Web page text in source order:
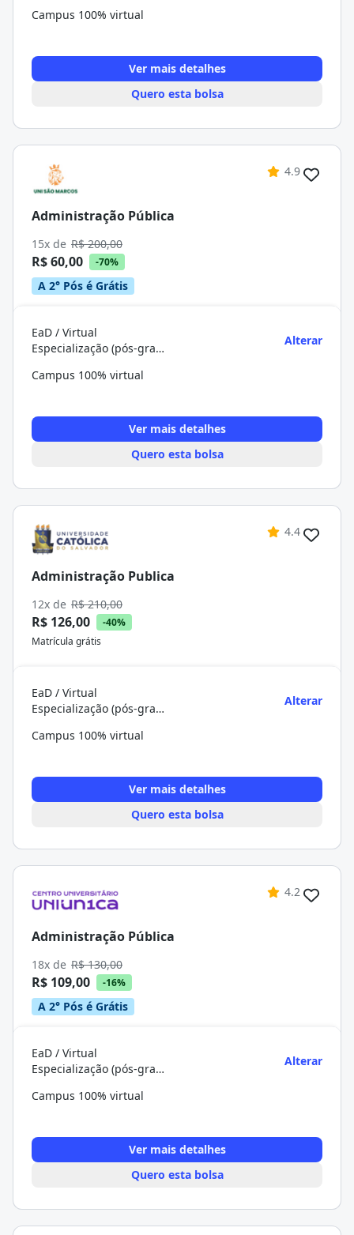
Campus 100% virtual
Ver mais detalhes
Quero esta bolsa
4.9
Administração Pública
15x de R$ 200,00
R$ 60,00 -70%
A 2° Pós é Grátis
EaD / Virtual
Especialização (pós-graduação)
Alterar
Campus 100% virtual
Ver mais detalhes
Quero esta bolsa
4.4
Administração Publica
12x de R$ 210,00
R$ 126,00
-40%
Matrícula grátis
EaD / Virtual
Especialização (pós-graduação)
Alterar
Campus 100% virtual
Ver mais detalhes
Quero esta bolsa
4.2
Administração Pública
18x de R$ 130,00
R$ 109,00 -16%
A 2° Pós é Grátis
EaD / Virtual
Especialização (pós-graduação)
Alterar
Campus 100% virtual
Ver mais detalhes
Quero esta bolsa